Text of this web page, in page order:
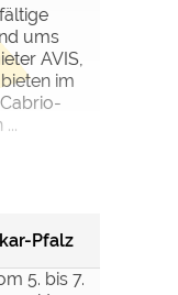
ums
AVIS,
im
Pfalz
5. bis 7.